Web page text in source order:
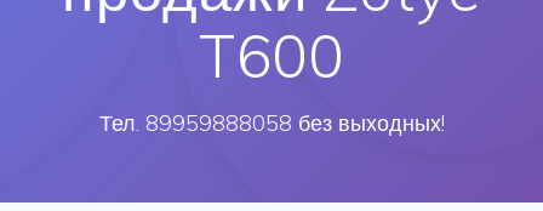
T600
Тел. 89959888058 без выходных!